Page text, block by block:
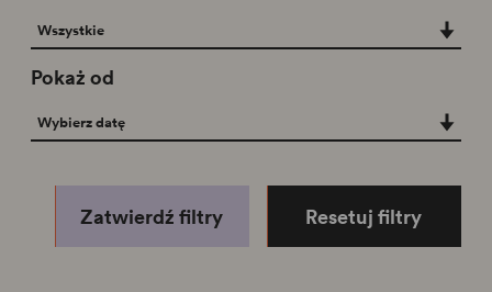
Grupy odbiorców
Wszystkie
Pokaż od
Pokaż od
Wybierz datę
Zatwierdź filtry Resetuj filtry